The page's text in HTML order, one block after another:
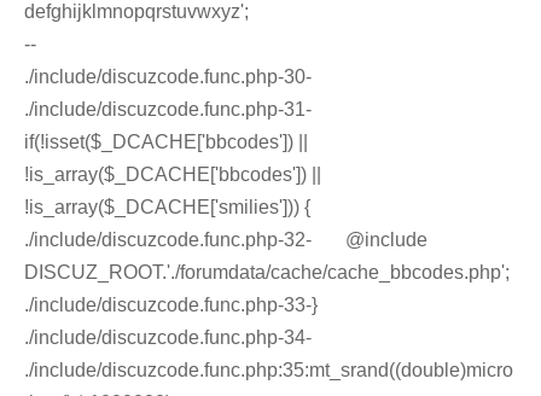
defghijklmnopqrstuvwxyz';
--
./include/discuzcode.func.php-30-
./include/discuzcode.func.php-31-
if(!isset($_DCACHE['bbcodes']) ||
!is_array($_DCACHE['bbcodes']) ||
!is_array($_DCACHE['smilies'])) {
./include/discuzcode.func.php-32- @include
DISCUZ_ROOT.'./forumdata/cache/cache_bbcodes.php';
./include/discuzcode.func.php-33-}
./include/discuzcode.func.php-34-
./include/discuzcode.func.php:35:mt_srand((double)micro